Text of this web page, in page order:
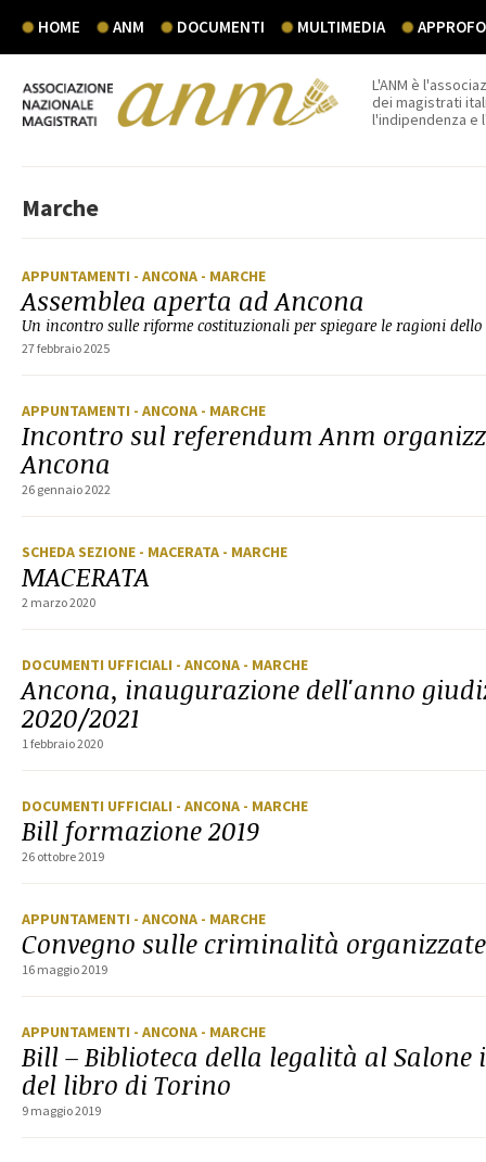
HOME ANM DOCUMENTI MULTIMEDIA
L'ANM è
dei magistrati
l'indipendenza e
Marche
APPUNTAMENTI - ANCONA - MARCHE
Assemblea aperta ad Ancona
Un incontro sulle riforme costituzionali per spiegare le ragioni dello
27 febbraio 2025
APPUNTAMENTI - ANCONA - MARCHE
Incontro sul referendum Anm
Ancona
26 gennaio 2022
SCHEDA SEZIONE - MACERATA - MARCHE
MACERATA
2 marzo 2020
DOCUMENTI UFFICIALI - ANCONA - MARCHE
Ancona, inaugurazione dell'anno
2020/2021
1 febbraio 2020
DOCUMENTI UFFICIALI - ANCONA - MARCHE
Bill formazione 2019
26 ottobre 2019
APPUNTAMENTI - ANCONA - MARCHE
Convegno sulle criminalità
16 maggio 2019
APPUNTAMENTI - ANCONA - MARCHE
Bill – Biblioteca della legalità al
del libro di Torino
9 maggio 2019